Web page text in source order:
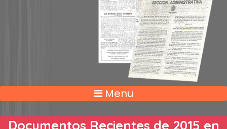
Menu
Documentos Recientes de 2015 en